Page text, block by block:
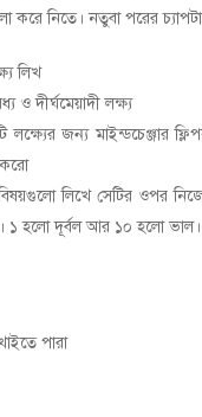
নিতে। নতুবা পরের
লিখ
ও দীর্ঘমেয়াদী লক্ষ্য
জন্য মাইন্ডচেঞ্জার
লিখে সেটির ওপর
১ হলো দূর্বল আর ১০ হলো ভাল।
পারা